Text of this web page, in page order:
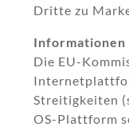
Dritte zu
Die EU-
Streitigkeiten
OS-Plattform